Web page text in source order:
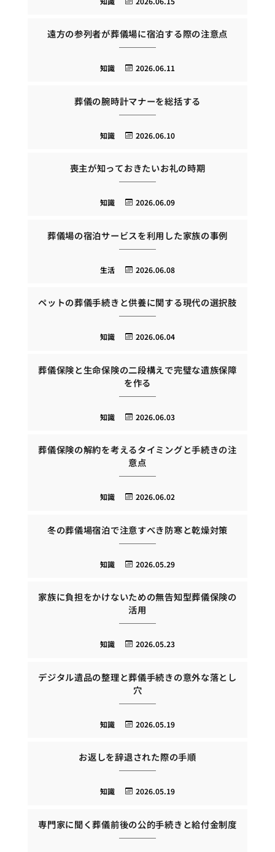
遠方の参列者が葬儀場に宿泊する際の注意点
2026.06.11
知識
葬儀の腕時計マナーを総括する
2026.06.10
知識
喪主が知っておきたいお礼の時期
2026.06.09
知識
葬儀場の宿泊サービスを利用した家族の事例
2026.06.08
生活
ペットの葬儀手続きと供養に関する現代の選択肢
2026.06.04
知識
葬儀保険と生命保険の二段構えで完璧な遺族保障
を作る
2026.06.03
知識
葬儀保険の解約を考えるタイミングと手続きの注
意点
2026.06.02
知識
冬の葬儀場宿泊で注意すべき防寒と乾燥対策
2026.05.29
知識
家族に負担をかけないための無告知型葬儀保険の
活用
2026.05.23
知識
デジタル遺品の整理と葬儀手続きの意外な落とし
穴
2026.05.19
知識
お返しを辞退された際の手順
2026.05.19
知識
専門家に聞く葬儀前後の公的手続きと給付金制度